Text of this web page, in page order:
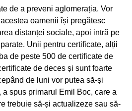
de a preveni aglomerația. Vor
oamenii își pregătesc
distanței sociale, apoi intră pe
Unii pentru certificate, alții
de peste 500 de certificate de
de deces și sunt foarte
de luni vor putea să-și
spus primarul Emil Boc, care a
trebuie să-și actualizeze sau să-